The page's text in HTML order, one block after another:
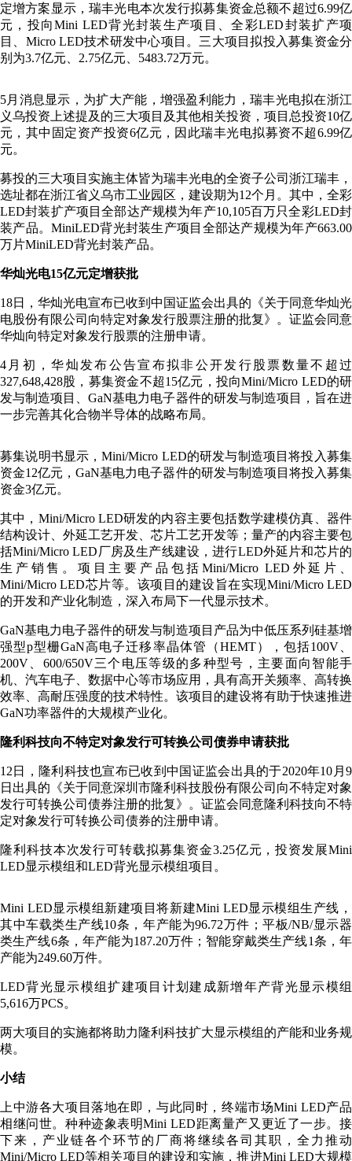
定增方案显示，瑞丰光电本次发行拟募集资金总额不超过6.99亿
元，投向Mini LED背光封装生产项目、全彩LED封装扩产项
目、Micro LED技术研发中心项目。三大项目拟投入募集资金分
别为3.7亿元、2.75亿元、5483.72万元。
5月消息显示，为扩大产能，增强盈利能力，瑞丰光电拟在浙江
义乌投资上述提及的三大项目及其他相关投资，项目总投资10亿
元，其中固定资产投资6亿元，因此瑞丰光电拟募资不超6.99亿
元。
募投的三大项目实施主体皆为瑞丰光电的全资子公司浙江瑞丰，
选址都在浙江省义乌市工业园区，建设期为12个月。其中，全彩
LED封装扩产项目全部达产规模为年产10,105百万只全彩LED封
装产品。MiniLED背光封装生产项目全部达产规模为年产663.00
万片MiniLED背光封装产品。
华灿光电15亿元定增获批
18日，华灿光电宣布已收到中国证监会出具的《关于同意华灿光
电股份有限公司向特定对象发行股票注册的批复》。证监会同意
华灿向特定对象发行股票的注册申请。
4月初，华灿发布公告宣布拟非公开发行股票数量不超过
327,648,428股，募集资金不超15亿元，投向Mini/Micro LED的研
发与制造项目、GaN基电力电子器件的研发与制造项目，旨在进
一步完善其化合物半导体的战略布局。
募集说明书显示，Mini/Micro LED的研发与制造项目将投入募集
资金12亿元，GaN基电力电子器件的研发与制造项目将投入募集
资金3亿元。
其中，Mini/Micro LED研发的内容主要包括数学建模仿真、器件
结构设计、外延工艺开发、芯片工艺开发等；量产的内容主要包
括Mini/Micro LED厂房及生产线建设，进行LED外延片和芯片的
生产销售。项目主要产品包括Mini/Micro LED外延片、
Mini/Micro LED芯片等。该项目的建设旨在实现Mini/Micro LED
的开发和产业化制造，深入布局下一代显示技术。
GaN基电力电子器件的研发与制造项目产品为中低压系列硅基增
强型p型栅GaN高电子迁移率晶体管（HEMT），包括100V、
200V、600/650V三个电压等级的多种型号，主要面向智能手
机、汽车电子、数据中心等市场应用，具有高开关频率、高转换
效率、高耐压强度的技术特性。该项目的建设将有助于快速推进
GaN功率器件的大规模产业化。
隆利科技向不特定对象发行可转换公司债券申请获批
12日，隆利科技也宣布已收到中国证监会出具的于2020年10月9
日出具的《关于同意深圳市隆利科技股份有限公司向不特定对象
发行可转换公司债券注册的批复》。证监会同意隆利科技向不特
定对象发行可转换公司债券的注册申请。
隆利科技本次发行可转载拟募集资金3.25亿元，投资发展Mini
LED显示模组和LED背光显示模组项目。
Mini LED显示模组新建项目将新建Mini LED显示模组生产线，
其中车载类生产线10条，年产能为96.72万件；平板/NB/显示器
类生产线6条，年产能为187.20万件；智能穿戴类生产线1条，年
产能为249.60万件。
LED背光显示模组扩建项目计划建成新增年产背光显示模组
5,616万PCS。
两大项目的实施都将助力隆利科技扩大显示模组的产能和业务规
模。
小结
上中游各大项目落地在即，与此同时，终端市场Mini LED产品
相继问世。种种迹象表明Mini LED距离量产又更近了一步。接
下来，产业链各个环节的厂商将继续各司其职，全力推动
Mini/Micro LED等相关项目的建设和实施，推进Mini LED大规模